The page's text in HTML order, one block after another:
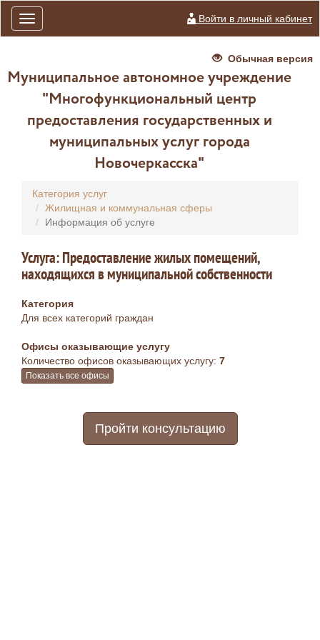
Toggle
navigation
Войти в личный кабинет
Обычная версия
Муниципальное автономное учреждение
"Многофункциональный центр
предоставления государственных и
муниципальных услуг города
Новочеркасска"
Категория услуг
Жилищная и коммунальная сферы
Информация об услуге
Услуга: Предоставление жилых помещений,
находящихся в муниципальной собственности
Категория
Для всех категорий граждан
Офисы оказывающие услугу
Количество офисов оказывающих услугу: 7
Показать все офисы
Пройти консультацию